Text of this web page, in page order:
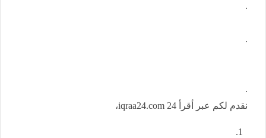
.
.
.
نقدم لكم عبر أقرأ 24 iqraa24.com،